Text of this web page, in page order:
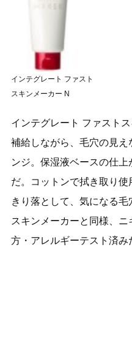
インテグレート ファスト
スキンメーカー N
インテグレート ファスト
補給しながら、毛穴の見え
ンジ。保湿液ベースの仕
だ。コットンで拭き取り
きり落として、気になる
スキンメーカーと同様、
方・アレルギーテスト済み